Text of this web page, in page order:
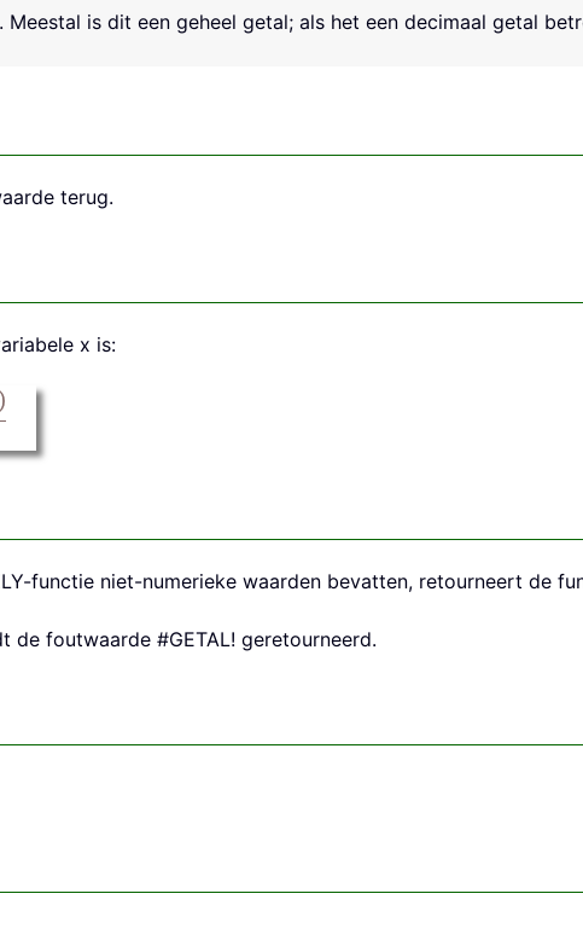
Meestal is dit een geheel getal; als het een decimaal getal
terug.
x is:
functie niet-numerieke waarden bevatten, retourneert de
de foutwaarde #GETAL! geretourneerd.